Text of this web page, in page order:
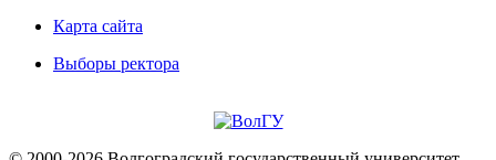
Карта сайта
Выборы ректора